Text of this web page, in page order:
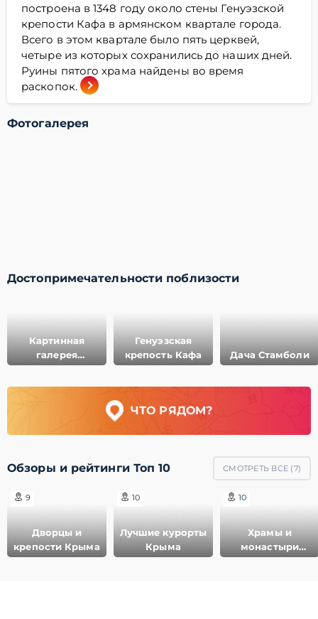
построена в 1348 году около стены Генуэзской
крепости Кафа в армянском квартале города.
Всего в этом квартале было пять церквей,
четыре из которых сохранились до наших дней.
Руины пятого храма найдены во время
раскопок.
Фотогалерея
Достопримечательности поблизости
Картинная
галерея
Айвазовского
Генуэзская
крепость Кафа
Дача Стамболи
ЧТО РЯДОМ?
Обзоры и рейтинги Топ 10 СМОТРЕТЬ ВСЕ (7)
9
Дворцы и
крепости Крыма
10
Лучшие курорты
Крыма
10
Храмы и
монастыри
Крыма